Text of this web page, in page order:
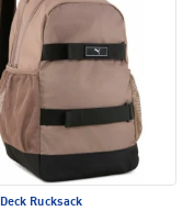
Deck Rucksack